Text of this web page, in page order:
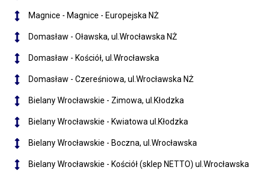
Magnice - Magnice - Europejska NŻ
Domasław - Oławska, ul.Wrocławska NŻ
Domasław - Kościół, ul.Wrocławska
Domasław - Czereśniowa, ul.Wrocławska NŻ
Bielany Wrocławskie - Zimowa, ul.Kłodzka
Bielany Wrocławskie - Kwiatowa ul.Kłodzka
Bielany Wrocławskie - Boczna, ul.Wrocławska
Bielany Wrocławskie - Kościół (sklep NETTO) ul.Wrocławska